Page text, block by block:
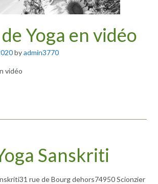
Yoga en vidéo
byadmin3770
vidéo
Sanskriti
rue de Bourg dehors74950 Scionzier